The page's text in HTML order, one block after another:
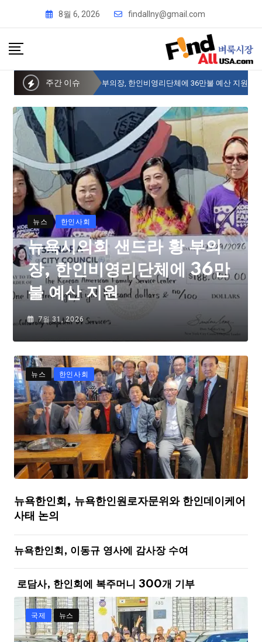
8월 6, 2026 findallny@gmail.com
주간 이슈
뉴욕시의회 샌드라 황 부의장, 한인비영리단체에 36만불 예산 지원
뉴스 한인사회
뉴욕시의회 샌드라 황 부의
장, 한인비영리단체에 36만
불 예산 지원
7월 31, 2026
뉴스 한인사회
뉴욕한인회, 뉴욕한인원로자문위와 한인데이케어
사태 논의
뉴욕한인회, 이동규 영사에 감사장 수여
로담사, 한인회에 복주머니 300개 기부
국제 뉴스